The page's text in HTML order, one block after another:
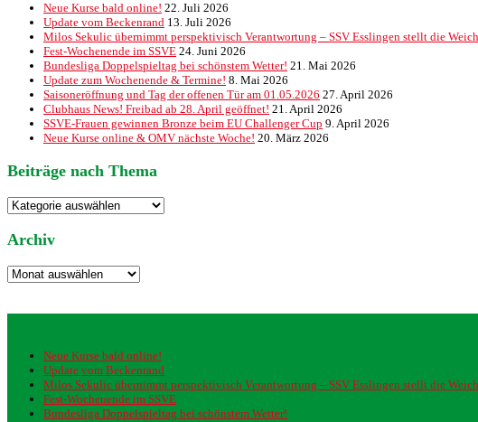
Neue Kurse bald online! 22. Juli 2026
Update vom Beckenrand 13. Juli 2026
Milos Sekulic übernimmt perspektivisch Verantwortung – SSV Esslingen stellt die
Fest-Wochenende im SSVE 24. Juni 2026
Bundesliga Doppelspieltag bei schönstem Wetter! 21. Mai 2026
Update zum Wochenende & Termine! 8. Mai 2026
Saisoneröffnung und Tag der offenen Tür am 01.05.2026 27. April 2026
Clubhaus News! Freibad ab 28. April geöffnet! 21. April 2026
SSVE-Frauen gewinnen Bronze beim EU Challenger Cup 9. April 2026
Neue Kurse online & OMV nächste Woche! 20. März 2026
Beiträge nach Thema
Beiträge
nach
Thema
Archiv
Archiv
Neue Kurse bald online!
Update vom Beckenrand
Milos Sekulic übernimmt perspektivisch Verantwortung – SSV Esslingen stellt die
Fest-Wochenende im SSVE
Bundesliga Doppelspieltag bei schönstem Wetter!